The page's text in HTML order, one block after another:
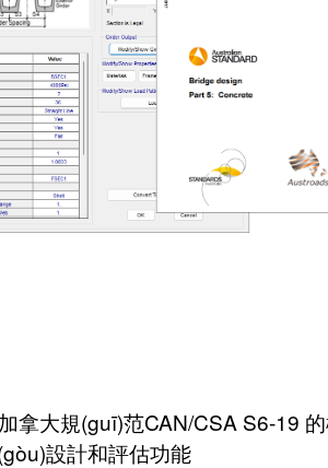
拿大規(guī)范CAN/CSA S6-19
設計和評估功能